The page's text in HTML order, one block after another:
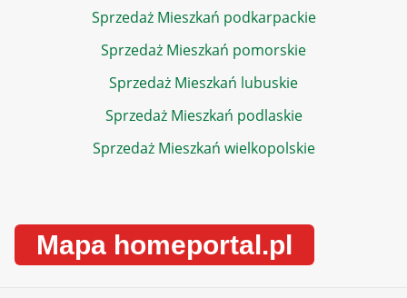
Sprzedaż Mieszkań podkarpackie
Sprzedaż Mieszkań pomorskie
Sprzedaż Mieszkań lubuskie
Sprzedaż Mieszkań podlaskie
Sprzedaż Mieszkań wielkopolskie
Mapa homeportal.pl